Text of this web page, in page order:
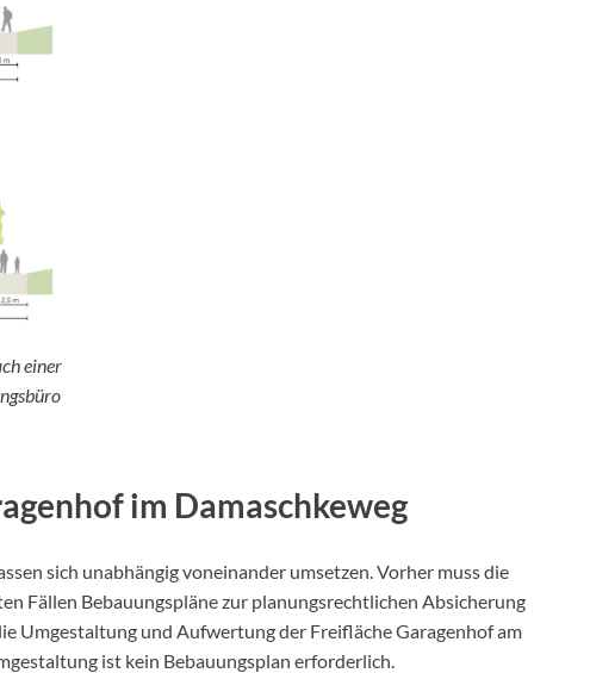
einer
im Damaschkeweg
sich unabhängig voneinander umsetzen. Vorher muss die
Fällen Bebauungspläne zur planungsrechtlichen Absicherung
Umgestaltung und Aufwertung der Freifläche Garagenhof am
ist kein Bebauungsplan erforderlich.